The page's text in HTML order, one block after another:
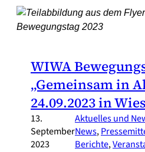
WIWA
„Gemeinsam in
24.09.2023 in
13.
September
2023
Aktuelles und
News,
Berichte,